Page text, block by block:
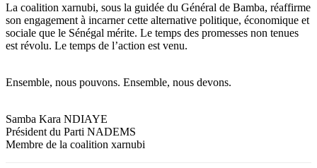
La coalition xarnubi, sous la guidée du Général de Bamba, réaffirme
son engagement à incarner cette alternative politique, économique et
sociale que le Sénégal mérite. Le temps des promesses non tenues
est révolu. Le temps de l’action est venu.
Ensemble, nous pouvons. Ensemble, nous devons.
Samba Kara NDIAYE
Président du Parti NADEMS
Membre de la coalition xarnubi